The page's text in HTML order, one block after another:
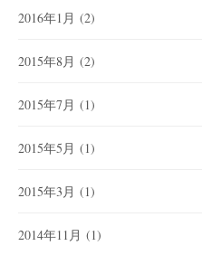
2016年1月 (2)
2015年8月 (2)
2015年7月 (1)
2015年5月 (1)
2015年3月 (1)
2014年11月 (1)